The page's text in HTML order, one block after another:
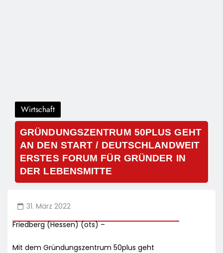
Wirtschaft
GRÜNDUNGSZENTRUM 50PLUS GEHT
AN DEN START / DEUTSCHLANDWEIT
ERSTES FORUM FÜR GRÜNDER IN
DER LEBENSMITTE
31. März 2022
Friedberg (Hessen) (ots) –
Mit dem Gründungszentrum 50plus geht